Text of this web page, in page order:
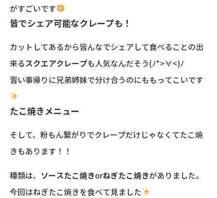
がすごいです
皆でシェア可能なクレープも！
カットしてあるから皆んなでシェアして食べることの出
来るスクエアクレープも人気なんだそう(ﾉ*>∀<)ﾉ
習い事帰りに兄弟姉妹で分け合うのにももってこいです
たこ焼きメニュー
そして、粉もん繋がりでクレープだけじゃなくてたこ焼
きもあります！！
種類は、 ソースたこ焼きorねぎたこ焼きがありました。
今回はねぎたこ焼きを食べて見ました